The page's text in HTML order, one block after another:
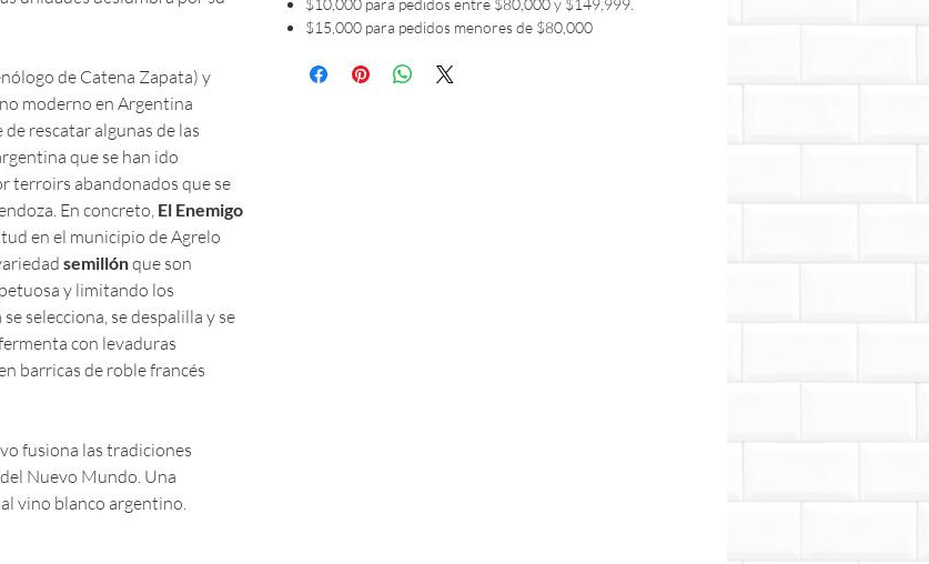
de Catena Zapata) y
moderno en Argentina
rescatar algunas de las
que se han ido
terroirs abandonados que se
En concreto, El Enemigo
en el municipio de Agrelo
semillónque son
y limitando los
selecciona, se despalilla y se
con levaduras
barricas de roble francés
fusiona las tradiciones
Nuevo Mundo. Una
vino blanco argentino.
$10,000 para pedidos entre $80,000 y $149,999.
$15,000 para pedidos menores de $80,000